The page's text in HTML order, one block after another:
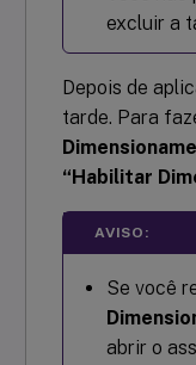
excluir a
Depois de
tarde. Para
“Habilitar
AVISO:
Se você
abrir o